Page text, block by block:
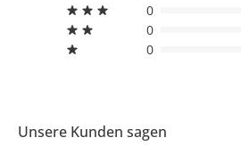
0
0
0
Unsere Kunden sagen